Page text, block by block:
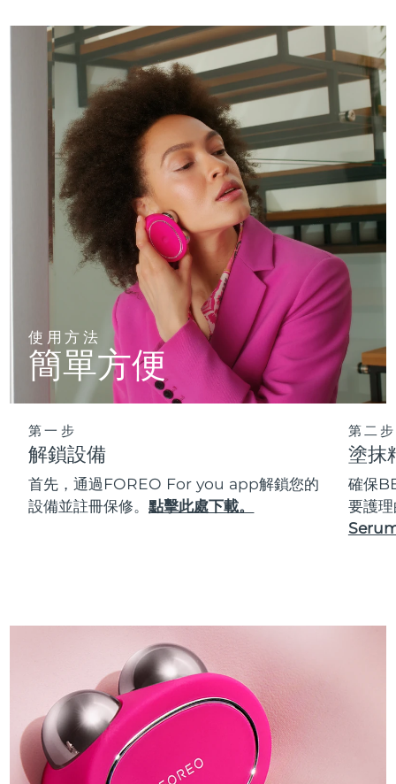
使用方法
簡單方便
第一步
解鎖設備
首先，通過FOREO For you app解鎖您的
設備並註冊保修。點擊此處下載。
第二步
塗抹
確保
要護